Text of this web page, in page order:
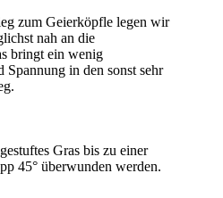
zum Geierköpfle legen wir
nah an die
bringt ein wenig
Spannung in den sonst sehr
Gras bis zu einer
45° überwunden werden.